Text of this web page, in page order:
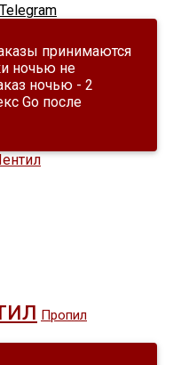
принимаются
ночью не
ночью - 2
Go после
Пропил